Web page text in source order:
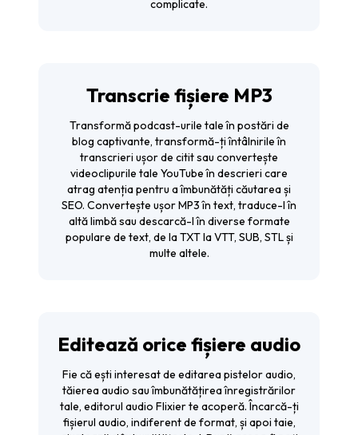
complicate.
Transcrie fișiere MP3
Transformă podcast-urile tale în postări de
blog captivante, transformă-ți întâlnirile în
transcrieri ușor de citit sau convertește
videoclipurile tale YouTube în descrieri care
atrag atenția pentru a îmbunătăți căutarea și
SEO. Convertește ușor MP3 în text, traduce-l în
altă limbă sau descarcă-l în diverse formate
populare de text, de la TXT la VTT, SUB, STL și
multe altele.
Editează orice fișiere audio
Fie că ești interesat de editarea pistelor audio,
tăierea audio sau îmbunătățirea înregistrărilor
tale, editorul audio Flixier te acoperă. Încarcă-ți
fișierul audio, indiferent de format, și apoi taie,